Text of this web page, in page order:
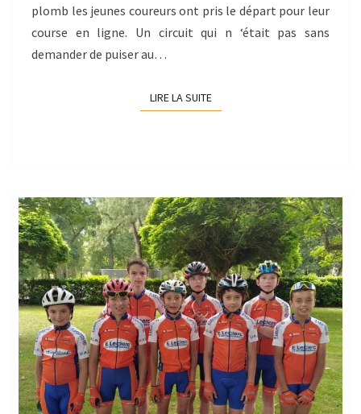
plomb les jeunes coureurs ont pris le départ pour leur
course en ligne. Un circuit qui n ‘était pas sans
demander de puiser au…
LIRE LA SUITELIRE LA SUITE